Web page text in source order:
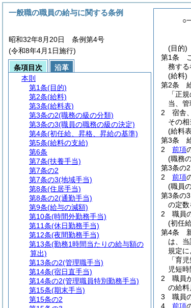
○
(目的)
第1条
務す
(給料)
第2条
「正
当、
2
宿舎
その相
(給料
第3条
2
前項
(職務
第3条の2
2
前項
(職員
第3条の3
の定数
2
職員
(初任
第4条
は、当
規定
「育
児短
2
職員
の給料
3
職員
4
前項
一般職の職員の給与に関する条例
昭和32年8月20日 条例第4号
(令和8年4月1日施行)
条項目次
沿革
本則
第1条(目的)
第2条(給料)
第3条(給料表)
第3条の2(職務の級の分類)
第3条の3(職員の職務の級の決定)
第4条(初任給、昇格、昇給の基準)
第5条(給料の支給)
第6条
第7条(扶養手当)
第7条の2
第7条の3(地域手当)
第8条(住居手当)
第8条の2(通勤手当)
第9条(給与の減額)
第10条(時間外勤務手当)
第11条(休日勤務手当)
第12条(夜間勤務手当)
第13条(勤務1時間当たりの給与額の
算出)
第13条の2(管理職手当)
第14条(宿日直手当)
第14条の2(管理職員特別勤務手当)
第15条(期末手当)
第15条の2